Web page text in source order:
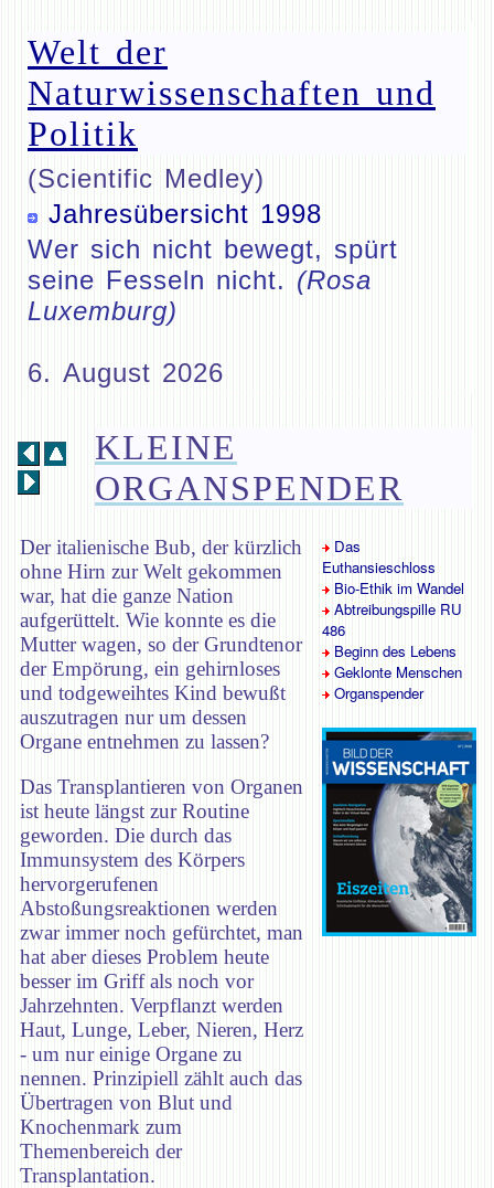
Welt der
Naturwissenschaften und
Politik
(Scientific Medley)
Jahresübersicht 1998
Wer sich nicht bewegt, spürt
seine Fesseln nicht. (Rosa
Luxemburg)
6. August 2026
KLEINE
ORGANSPENDER
Der italienische Bub, der kürzlich
ohne Hirn zur Welt gekommen
war, hat die ganze Nation
aufgerüttelt. Wie konnte es die
Mutter wagen, so der Grundtenor
der Empörung, ein gehirnloses
und todgeweihtes Kind bewußt
auszutragen nur um dessen
Organe entnehmen zu lassen?
Das Transplantieren von Organen
ist heute längst zur Routine
geworden. Die durch das
Immunsystem des Körpers
hervorgerufenen
Abstoßungsreaktionen werden
zwar immer noch gefürchtet, man
hat aber dieses Problem heute
besser im Griff als noch vor
Jahrzehnten. Verpflanzt werden
Haut, Lunge, Leber, Nieren, Herz
- um nur einige Organe zu
nennen. Prinzipiell zählt auch das
Übertragen von Blut und
Knochenmark zum
Themenbereich der
Transplantation.
Das
Euthansieschloss
Bio-Ethik im Wandel
Abtreibungspille RU
486
Beginn des Lebens
Geklonte Menschen
Organspender